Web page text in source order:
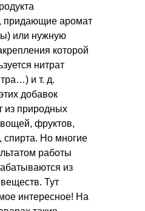
придающие аромат
или нужную
которой
нитрат
и т. д.
добавок
из природных
фруктов,
спирта. Но многие
работы
из
Тут
интересное! На